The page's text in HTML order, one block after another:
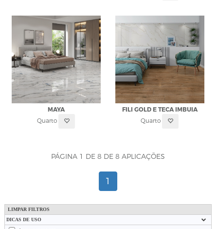
MAYA
Quarto
FILI GOLD E TECA IMBUIA
Quarto
PÁGINA 1 DE 8 DE 8 APLICAÇÕES
1
LIMPAR FILTROS
DICAS DE USO